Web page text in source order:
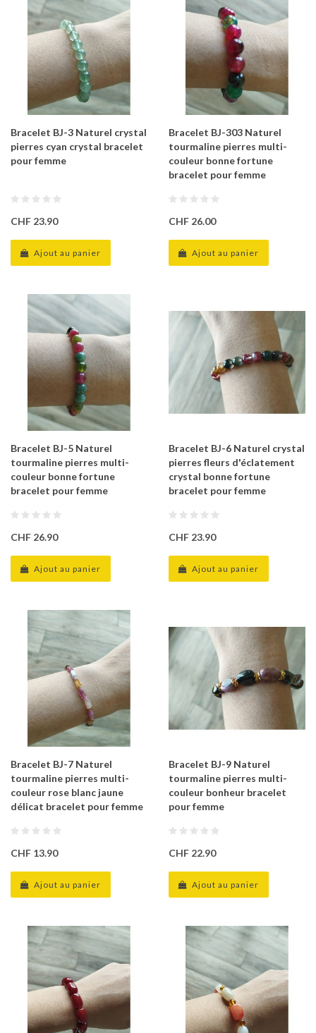
Bracelet BJ-3 Naturel crystal
pierres cyan crystal bracelet
pour femme
CHF 23.90
Ajout au panier
Bracelet BJ-303 Naturel
tourmaline pierres multi-
couleur bonne fortune
bracelet pour femme
CHF 26.00
Ajout au panier
Bracelet BJ-5 Naturel
tourmaline pierres multi-
couleur bonne fortune
bracelet pour femme
CHF 26.90
Ajout au panier
Bracelet BJ-6 Naturel crystal
pierres fleurs d'éclatement
crystal bonne fortune
bracelet pour femme
CHF 23.90
Ajout au panier
Bracelet BJ-7 Naturel
tourmaline pierres multi-
couleur rose blanc jaune
délicat bracelet pour femme
CHF 13.90
Ajout au panier
Bracelet BJ-9 Naturel
tourmaline pierres multi-
couleur bonheur bracelet
pour femme
CHF 22.90
Ajout au panier